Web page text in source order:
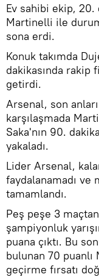
Ev sahibi ekip, 20.
Martinelli ile
sona erdi.
Konuk takımda
dakikasında rakip
getirdi.
Arsenal, son
karşılaşmada
Saka'nın 90.
yakaladı.
Lider Arsenal,
faydalanamadı
tamamlandı.
Peş peşe 3
şampiyonluk
puana çıktı. Bu
bulunan 70
geçirme fırsatı